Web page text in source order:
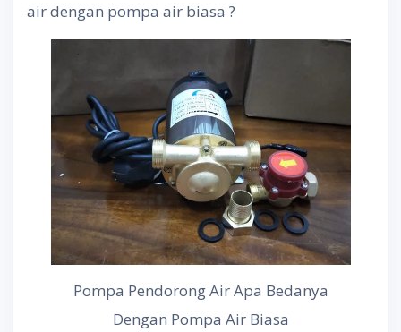
air dengan pompa air biasa ?
Pompa Pendorong Air Apa Bedanya
Dengan Pompa Air Biasa